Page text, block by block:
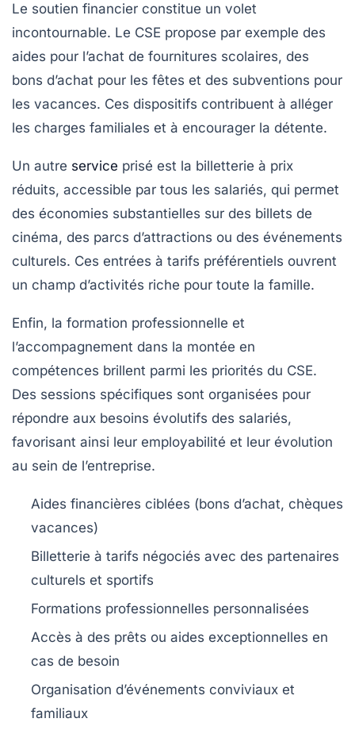
Le soutien financier constitue un volet
incontournable. Le CSE propose par exemple des
aides pour l’achat de fournitures scolaires, des
bons d’achat pour les fêtes et des subventions pour
les vacances. Ces dispositifs contribuent à alléger
les charges familiales et à encourager la détente.
Un autre service prisé est la billetterie à prix
réduits, accessible par tous les salariés, qui permet
des économies substantielles sur des billets de
cinéma, des parcs d’attractions ou des événements
culturels. Ces entrées à tarifs préférentiels ouvrent
un champ d’activités riche pour toute la famille.
Enfin, la formation professionnelle et
l’accompagnement dans la montée en
compétences brillent parmi les priorités du CSE.
Des sessions spécifiques sont organisées pour
répondre aux besoins évolutifs des salariés,
favorisant ainsi leur employabilité et leur évolution
au sein de l’entreprise.
Aides financières ciblées (bons d’achat, chèques
vacances)
Billetterie à tarifs négociés avec des partenaires
culturels et sportifs
Formations professionnelles personnalisées
Accès à des prêts ou aides exceptionnelles en
cas de besoin
Organisation d’événements conviviaux et
familiaux